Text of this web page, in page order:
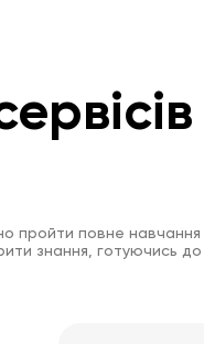
пройти повне навчання
знання, готуючись до